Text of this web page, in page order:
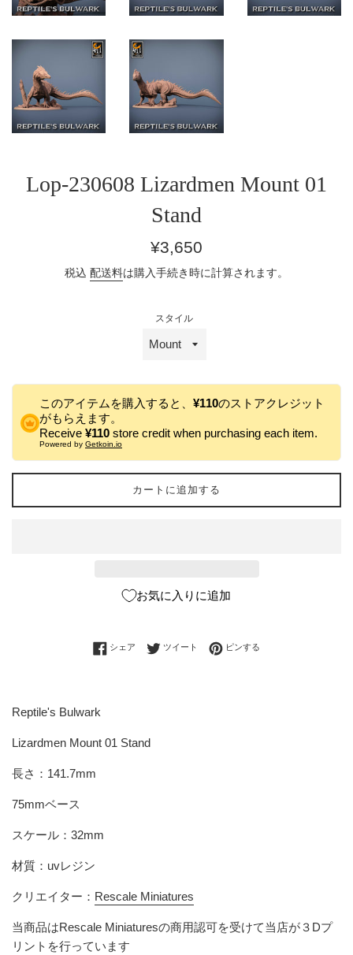
Lop-230608 Lizardmen Mount 01
Stand
通
価
¥3,650
税込 配送料は購入手続き時に計算されます。
スタイル
このアイテムを購入すると、 ¥110のストアクレジット
がもらえます。
Receive ¥110 store credit when purchasing each item.
Powered by Getkoin.io
カートに追加する
お気に入りに追加
シェア Facebookでシェアする
ツイート Twitterに投稿する
ピンする
Reptile's Bulwark
Lizardmen Mount 01 Stand
長さ：141.7mm
75mmベース
スケール：32mm
材質：uvレジン
クリエイター： Rescale Miniatures
当商品はRescale Miniaturesの商用認可を受けて当店が３Dプ
リントを行っています